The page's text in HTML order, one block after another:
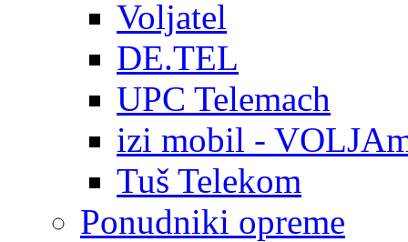
Voljatel
DE.TEL
UPC Telemach
izi mobil -
Tuš Telekom
Ponudniki opreme